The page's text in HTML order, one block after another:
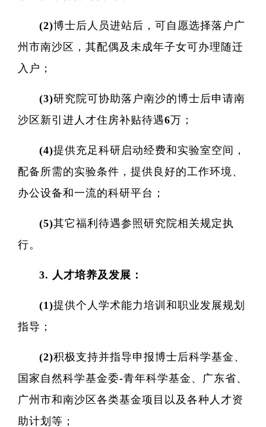
蛋白质
(2)博士后人员进站后，可自愿选择落户广
州市南沙区，其配偶及未成年子女可办理随迁
入户；
(3)研究院可协助落户南沙的博士后申请南
沙区新引进人才住房补贴待遇6万；
(4)提供充足科研启动经费和实验室空间，
配备所需的实验条件，提供良好的工作环境、
办公设备和一流的科研平台；
(5)其它福利待遇参照研究院相关规定执
行。
3. 人才培养及发展：
(1)提供个人学术能力培训和职业发展规划
指导；
(2)积极支持并指导申报博士后科学基金、
国家自然科学基金委-青年科学基金、广东省、
广州市和南沙区各类基金项目以及各种人才资
助计划等；